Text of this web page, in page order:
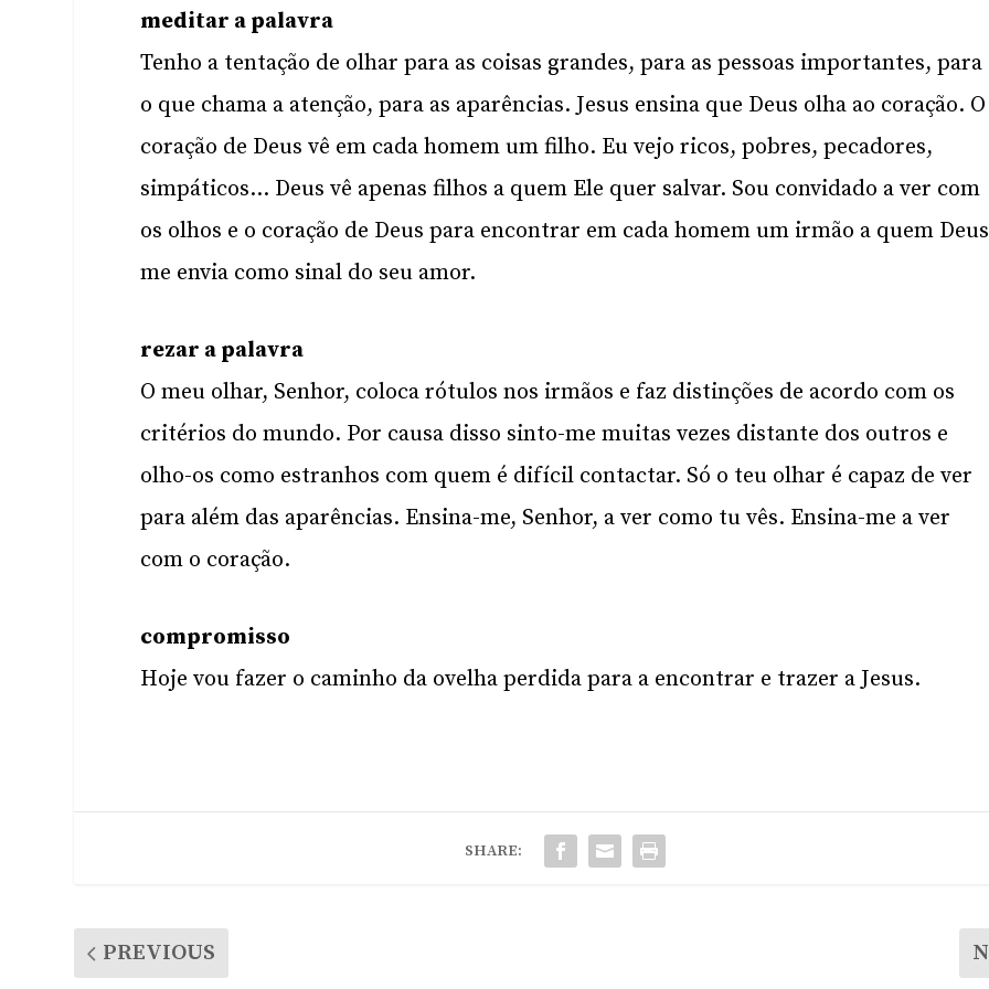
meditar a palavra
Tenho a tentação de olhar para as coisas grandes, para as pessoas importantes, para
o que chama a atenção, para as aparências. Jesus ensina que Deus olha ao coração. O
coração de Deus vê em cada homem um filho. Eu vejo ricos, pobres, pecadores,
simpáticos… Deus vê apenas filhos a quem Ele quer salvar. Sou convidado a ver com
os olhos e o coração de Deus para encontrar em cada homem um irmão a quem Deus
me envia como sinal do seu amor.
rezar a palavra
O meu olhar, Senhor, coloca rótulos nos irmãos e faz distinções de acordo com os
critérios do mundo. Por causa disso sinto-me muitas vezes distante dos outros e
olho-os como estranhos com quem é difícil contactar. Só o teu olhar é capaz de ver
para além das aparências. Ensina-me, Senhor, a ver como tu vês. Ensina-me a ver
com o coração.
compromisso
Hoje vou fazer o caminho da ovelha perdida para a encontrar e trazer a Jesus.
SHARE:
PREVIOUS